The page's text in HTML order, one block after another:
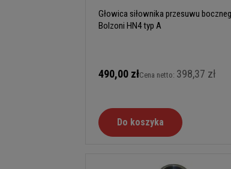
Głowica siłownika przesuwu
Bolzoni HN4 typ A
490,00 złCena netto: 398,37 zł
Do koszyka